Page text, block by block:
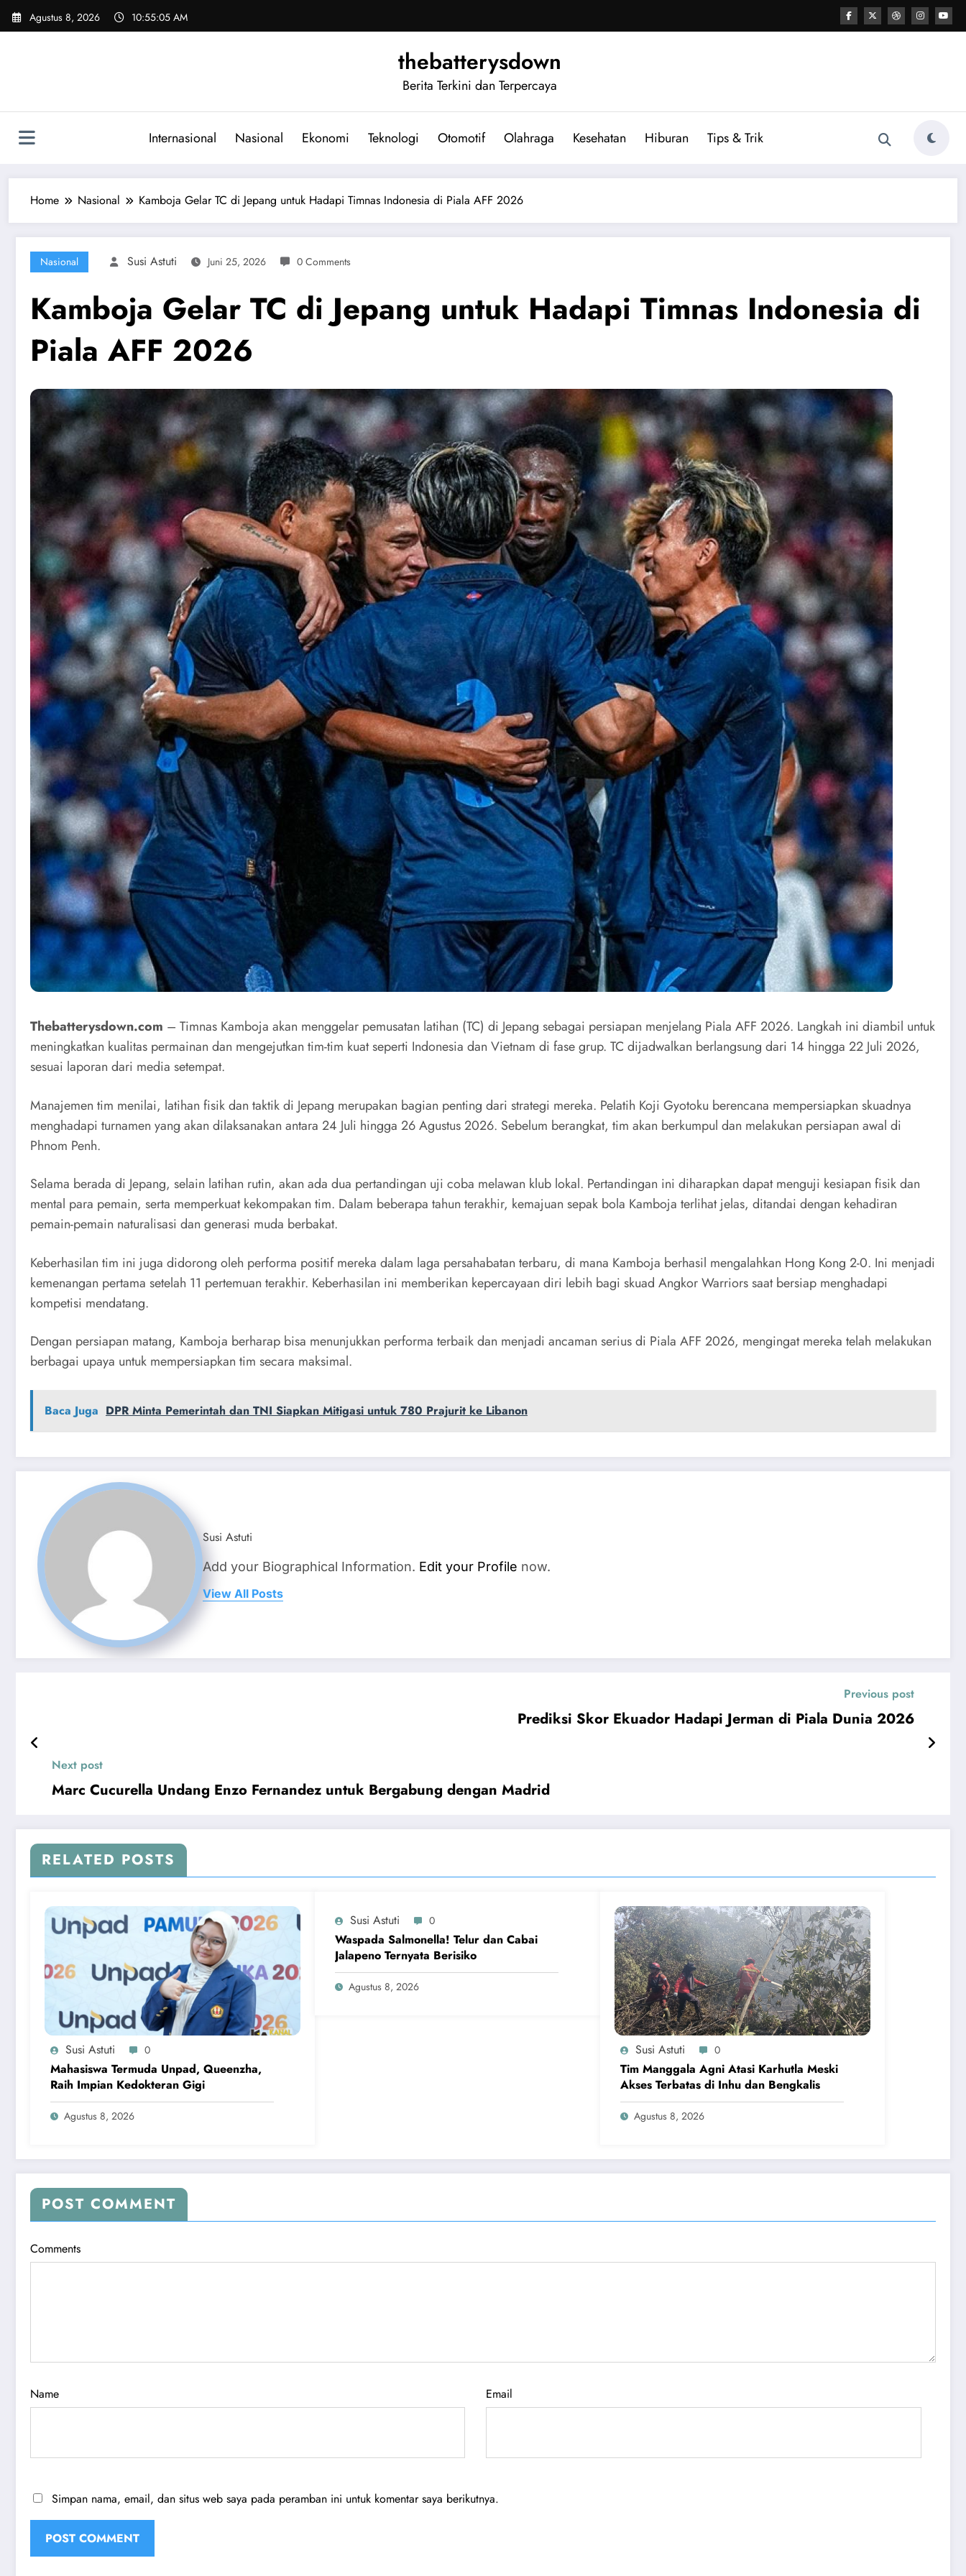
Skip
Agustus 8, 2026 10:55:06 AM
thebatterysdown
Berita Terkini dan Terpercaya
Internasional Nasional Ekonomi Teknologi Otomotif Olahraga Kesehatan Hiburan Tips & Trik
Home Nasional Kamboja Gelar TC di Jepang untuk Hadapi Timnas Indonesia di Piala AFF 2026
Nasional Susi Astuti Juni 25, 2026 0 Comments
Kamboja Gelar TC di Jepang untuk Hadapi Timnas Indonesia di
Piala AFF 2026
Thebatterysdown.com – Timnas Kamboja akan menggelar pemusatan latihan (TC) di Jepang sebagai persiapan menjelang Piala AFF 2026. Langkah ini diambil untuk
meningkatkan kualitas permainan dan mengejutkan tim-tim kuat seperti Indonesia dan Vietnam di fase grup. TC dijadwalkan berlangsung dari 14 hingga 22 Juli 2026,
sesuai laporan dari media setempat.
Manajemen tim menilai, latihan fisik dan taktik di Jepang merupakan bagian penting dari strategi mereka. Pelatih Koji Gyotoku berencana mempersiapkan skuadnya
menghadapi turnamen yang akan dilaksanakan antara 24 Juli hingga 26 Agustus 2026. Sebelum berangkat, tim akan berkumpul dan melakukan persiapan awal di
Phnom Penh.
Selama berada di Jepang, selain latihan rutin, akan ada dua pertandingan uji coba melawan klub lokal. Pertandingan ini diharapkan dapat menguji kesiapan fisik dan
mental para pemain, serta memperkuat kekompakan tim. Dalam beberapa tahun terakhir, kemajuan sepak bola Kamboja terlihat jelas, ditandai dengan kehadiran
pemain-pemain naturalisasi dan generasi muda berbakat.
Keberhasilan tim ini juga didorong oleh performa positif mereka dalam laga persahabatan terbaru, di mana Kamboja berhasil mengalahkan Hong Kong 2-0. Ini menjadi
kemenangan pertama setelah 11 pertemuan terakhir. Keberhasilan ini memberikan kepercayaan diri lebih bagi skuad Angkor Warriors saat bersiap menghadapi
kompetisi mendatang.
Dengan persiapan matang, Kamboja berharap bisa menunjukkan performa terbaik dan menjadi ancaman serius di Piala AFF 2026, mengingat mereka telah melakukan
berbagai upaya untuk mempersiapkan tim secara maksimal.
Baca Juga DPR Minta Pemerintah dan TNI Siapkan Mitigasi untuk 780 Prajurit ke Libanon
Susi Astuti
Add your Biographical Information. Edit your Profile now.
View All Posts
Previous post
Prediksi Skor Ekuador Hadapi Jerman di Piala Dunia 2026
Next post
Marc Cucurella Undang Enzo Fernandez untuk Bergabung dengan Madrid
RELATED POSTS
Susi Astuti 0
Mahasiswa Termuda Unpad, Queenzha,
Raih Impian Kedokteran Gigi
Agustus 8, 2026
Susi Astuti 0
Waspada Salmonella! Telur dan Cabai
Jalapeno Ternyata Berisiko
Agustus 8, 2026
Susi Astuti 0
Tim Manggala Agni Atasi Karhutla Meski
Akses Terbatas di Inhu dan Bengkalis
Agustus 8, 2026
POST COMMENT
Comments
Name Email
Simpan nama, email, dan situs web saya pada peramban ini untuk komentar saya berikutnya.